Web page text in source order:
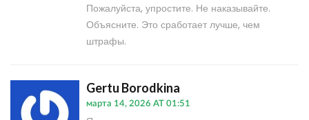
Пожалуйста, упростите. Не наказывайте.
Объясните. Это сработает лучше, чем
штрафы.
Gertu Borodkina
марта 14, 2026 AT 01:51